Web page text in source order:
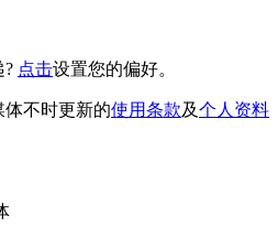
? 点击设置您的偏好。
不时更新的使用条款及个人资料